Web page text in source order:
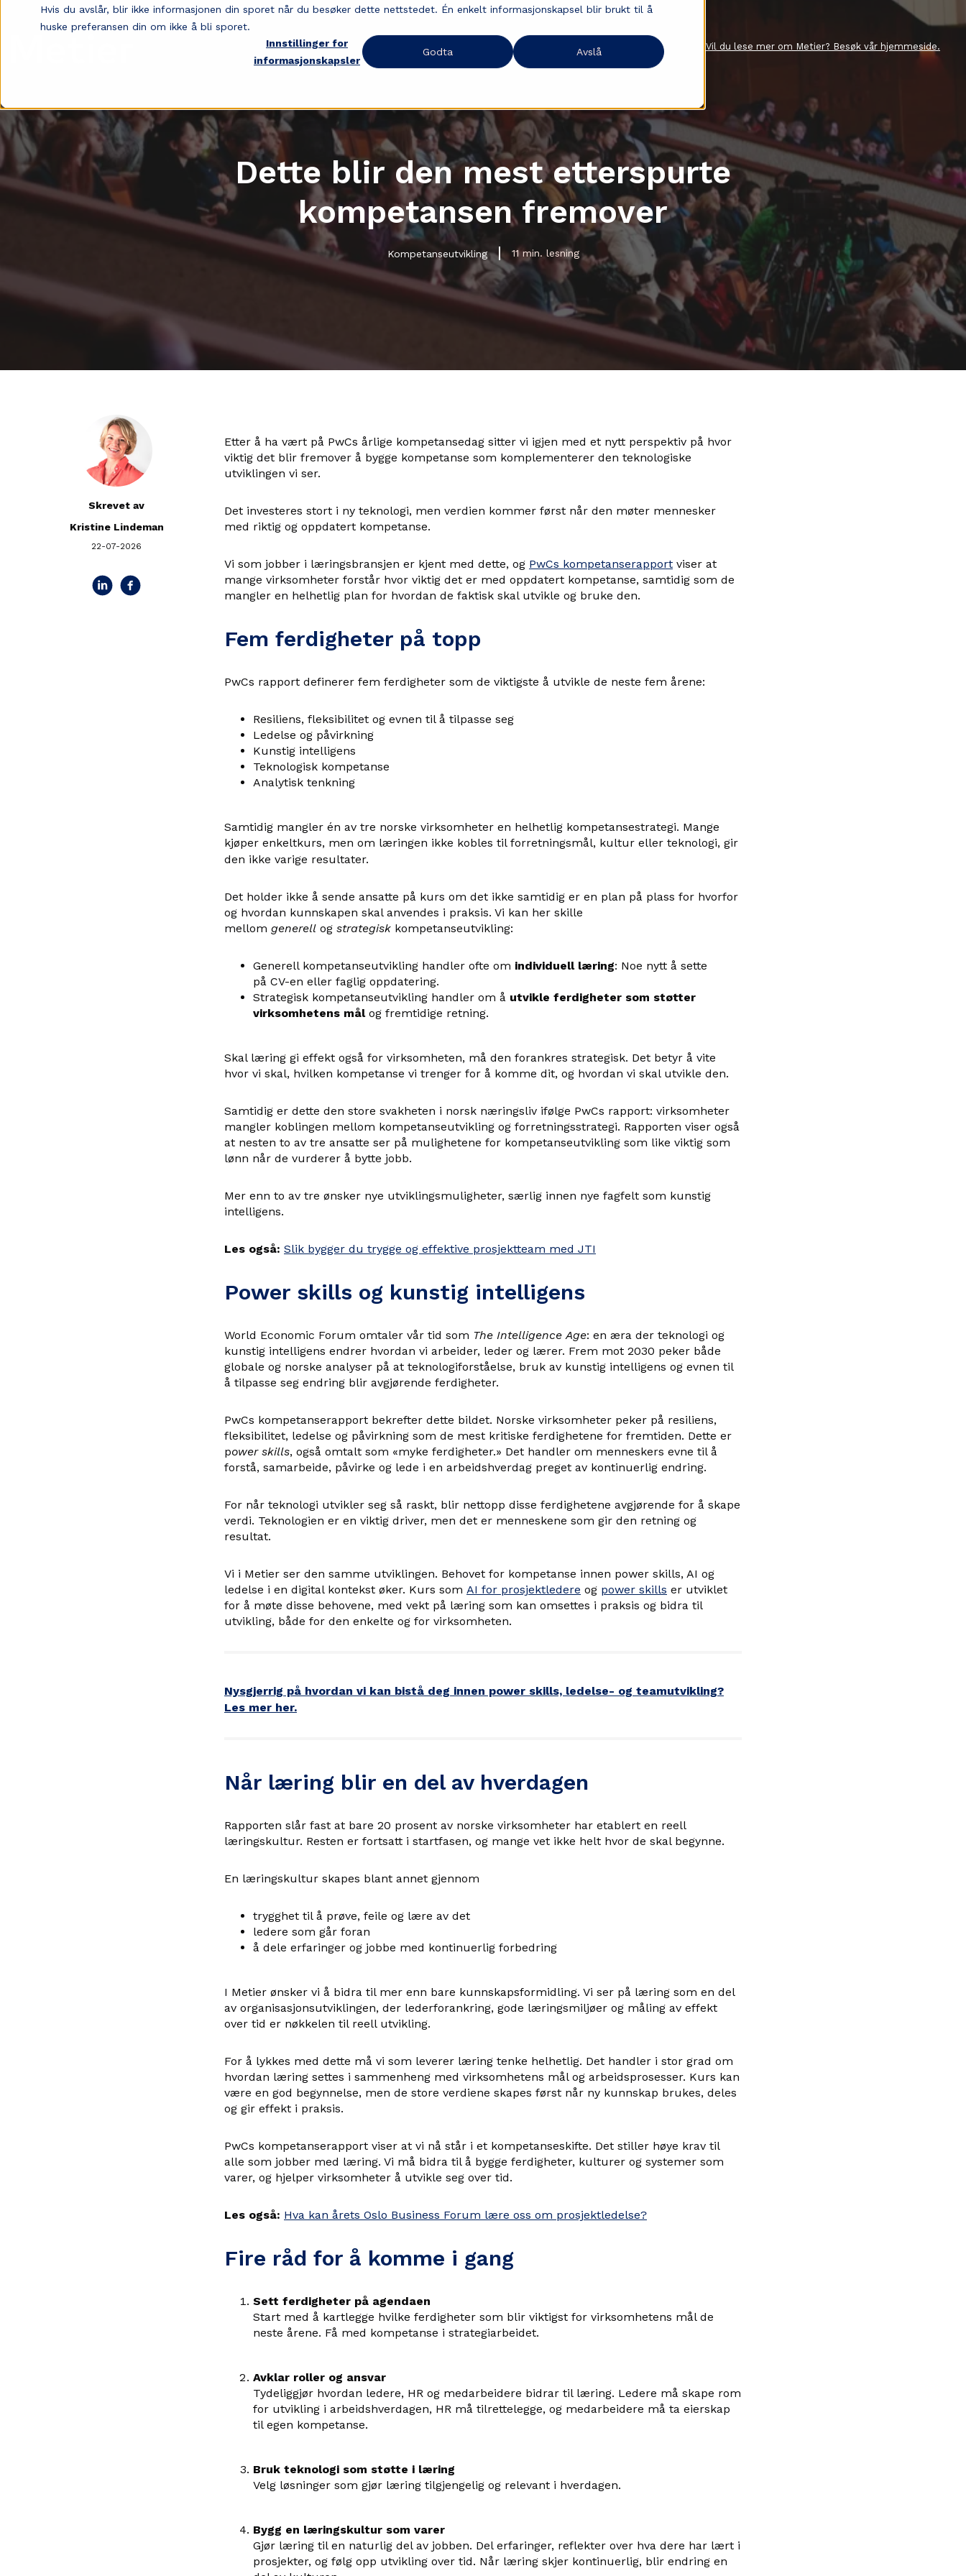
Hvis du avslår, blir ikke informasjonen din sporet når du besøker dette nettstedet. Én enkelt informasjonskapsel blir brukt til å
huske preferansen din om ikke å bli sporet.
Innstillinger for
informasjonskapsler
Godta Avslå Vil du lese mer om Metier? Besøk vår hjemmeside.
Dette blir den mest etterspurte
kompetansen fremover
Kompetanseutvikling 11 min. lesning
Skrevet av
Kristine Lindeman
22-07-2026
Etter å ha vært på PwCs årlige kompetansedag sitter vi igjen med et nytt perspektiv på hvor
viktig det blir fremover å bygge kompetanse som komplementerer den teknologiske
utviklingen vi ser.
Det investeres stort i ny teknologi, men verdien kommer først når den møter mennesker
med riktig og oppdatert kompetanse.
Vi som jobber i læringsbransjen er kjent med dette, og PwCs kompetanserapport viser at
mange virksomheter forstår hvor viktig det er med oppdatert kompetanse, samtidig som de
mangler en helhetlig plan for hvordan de faktisk skal utvikle og bruke den.
Fem ferdigheter på topp
PwCs rapport definerer fem ferdigheter som de viktigste å utvikle de neste fem årene:
Resiliens, fleksibilitet og evnen til å tilpasse seg
Ledelse og påvirkning
Kunstig intelligens
Teknologisk kompetanse
Analytisk tenkning
Samtidig mangler én av tre norske virksomheter en helhetlig kompetansestrategi. Mange
kjøper enkeltkurs, men om læringen ikke kobles til forretningsmål, kultur eller teknologi, gir
den ikke varige resultater.
Det holder ikke å sende ansatte på kurs om det ikke samtidig er en plan på plass for hvorfor
og hvordan kunnskapen skal anvendes i praksis. Vi kan her skille
mellom generell og strategisk kompetanseutvikling:
Generell kompetanseutvikling handler ofte om individuell læring: Noe nytt å sette
på CV-en eller faglig oppdatering.
Strategisk kompetanseutvikling handler om å utvikle ferdigheter som støtter
virksomhetens målog fremtidige retning.
Skal læring gi effekt også for virksomheten, må den forankres strategisk. Det betyr å vite
hvor vi skal, hvilken kompetanse vi trenger for å komme dit, og hvordan vi skal utvikle den.
Samtidig er dette den store svakheten i norsk næringsliv ifølge PwCs rapport: virksomheter
mangler koblingen mellom kompetanseutvikling og forretningsstrategi. Rapporten viser også
at nesten to av tre ansatte ser på mulighetene for kompetanseutvikling som like viktig som
lønn når de vurderer å bytte jobb.
Mer enn to av tre ønsker nye utviklingsmuligheter, særlig innen nye fagfelt som kunstig
intelligens.
Les også: Slik bygger du trygge og effektive prosjektteam med JTI
Power skills og kunstig intelligens
World Economic Forum omtaler vår tid som The Intelligence Age: en æra der teknologi og
kunstig intelligens endrer hvordan vi arbeider, leder og lærer. Frem mot 2030 peker både
globale og norske analyser på at teknologiforståelse, bruk av kunstig intelligens og evnen til
å tilpasse seg endring blir avgjørende ferdigheter.
PwCs kompetanserapport bekrefter dette bildet. Norske virksomheter peker på resiliens,
fleksibilitet, ledelse og påvirkning som de mest kritiske ferdighetene for fremtiden. Dette er
power skills, også omtalt som «myke ferdigheter.» Det handler om menneskers evne til å
forstå, samarbeide, påvirke og lede i en arbeidshverdag preget av kontinuerlig endring.
For når teknologi utvikler seg så raskt, blir nettopp disse ferdighetene avgjørende for å skape
verdi. Teknologien er en viktig driver, men det er menneskene som gir den retning og
resultat.
Vi i Metier ser den samme utviklingen. Behovet for kompetanse innen power skills, AI og
ledelse i en digital kontekst øker. Kurs som AI for prosjektledere og power skills er utviklet
for å møte disse behovene, med vekt på læring som kan omsettes i praksis og bidra til
utvikling, både for den enkelte og for virksomheten.
Nysgjerrig på hvordan vi kan bistå deg innen power skills, ledelse- og teamutvikling?
Les mer her.
Når læring blir en del av hverdagen
Rapporten slår fast at bare 20 prosent av norske virksomheter har etablert en reell
læringskultur. Resten er fortsatt i startfasen, og mange vet ikke helt hvor de skal begynne.
En læringskultur skapes blant annet gjennom
trygghet til å prøve, feile og lære av det
ledere som går foran
å dele erfaringer og jobbe med kontinuerlig forbedring
I Metier ønsker vi å bidra til mer enn bare kunnskapsformidling. Vi ser på læring som en del
av organisasjonsutviklingen, der lederforankring, gode læringsmiljøer og måling av effekt
over tid er nøkkelen til reell utvikling.
For å lykkes med dette må vi som leverer læring tenke helhetlig. Det handler i stor grad om
hvordan læring settes i sammenheng med virksomhetens mål og arbeidsprosesser. Kurs kan
være en god begynnelse, men de store verdiene skapes først når ny kunnskap brukes, deles
og gir effekt i praksis.
PwCs kompetanserapport viser at vi nå står i et kompetanseskifte. Det stiller høye krav til
alle som jobber med læring. Vi må bidra til å bygge ferdigheter, kulturer og systemer som
varer, og hjelper virksomheter å utvikle seg over tid.
Les også: Hva kan årets Oslo Business Forum lære oss om prosjektledelse?
Fire råd for å komme i gang
Sett ferdigheter på agendaen
Start med å kartlegge hvilke ferdigheter som blir viktigst for virksomhetens mål de
neste årene. Få med kompetanse i strategiarbeidet.
Avklar roller og ansvar
Tydeliggjør hvordan ledere, HR og medarbeidere bidrar til læring. Ledere må skape rom
for utvikling i arbeidshverdagen, HR må tilrettelegge, og medarbeidere må ta eierskap
til egen kompetanse.
Bruk teknologi som støtte i læring
Velg løsninger som gjør læring tilgjengelig og relevant i hverdagen.
Bygg en læringskultur som varer
Gjør læring til en naturlig del av jobben. Del erfaringer, reflekter over hva dere har lært i
prosjekter, og følg opp utvikling over tid. Når læring skjer kontinuerlig, blir endring en